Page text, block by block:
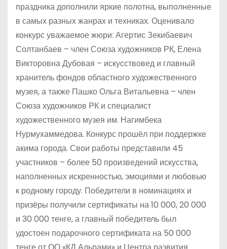
праздника дополнили яркие полотна, выполненные
в самых разных жанрах и техниках. Оценивало
конкурс уважаемое жюри: Агертис Зекибаевич
Солтанбаев – член Союза художников РК, Елена
Викторовна Дубовая – искусствовед и главный
хранитель фондов областного художественного
музея, а также Пашко Ольга Витальевна – член
Союза художников РК и специалист
художественного музея им. Нагимбека
Нурмухаммедова. Конкурс прошёл при поддержке
акима города. Свои работы представили 45
участников – более 50 произведений искусства,
наполненных искренностью, эмоциями и любовью
к родному городу. Победители в номинациях и
призёры получили сертификаты на 10 000, 20 000
и 30 000 тенге, а главный победитель был
удостоен подарочного сертификата на 50 000